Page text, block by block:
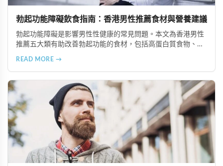
勃起功能障礙飲食指南：香港男性推薦食材與營養建議
勃起功能障礙是影響男性性健康的常見問題。本文為香港男性
推薦五大類有助改善勃起功能的食材，包括高蛋白質食物、富
READ MORE →